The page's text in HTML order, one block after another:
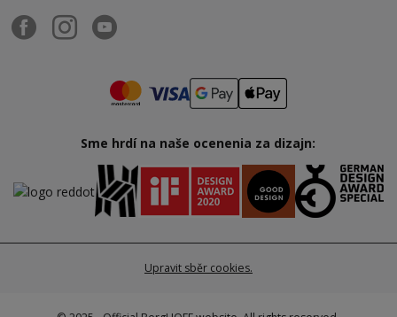
Sme hrdí na naše ocenenia za dizajn:
Upravit sběr cookies.